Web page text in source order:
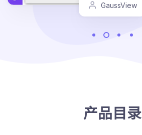
GaussView
产品目录